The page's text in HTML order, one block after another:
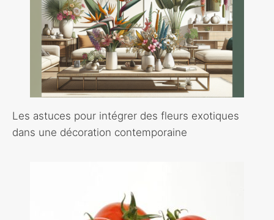
Les astuces pour intégrer des fleurs exotiques
dans une décoration contemporaine